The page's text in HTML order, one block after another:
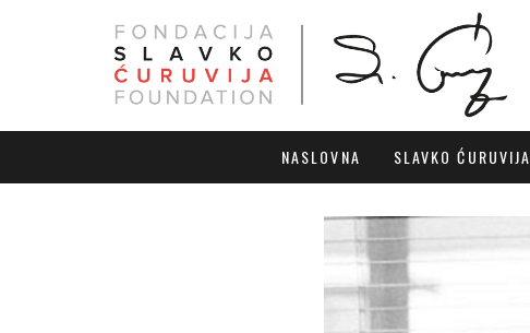
NASLOVNA SLAVKO ĆURUVIJA